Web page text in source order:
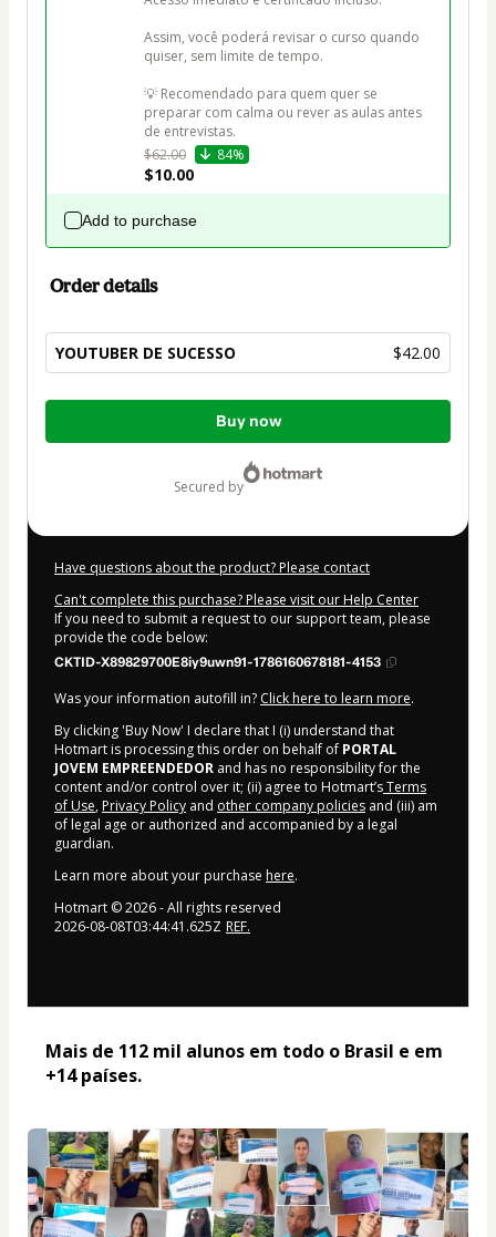
Assim, você poderá revisar o curso quando
quiser, sem limite de tempo.
💡 Recomendado para quem quer se
preparar com calma ou rever as aulas antes
de entrevistas.
$62.00
84%
$10.00
Add to purchase
Order details
YOUTUBER DE SUCESSO $42.00
Total
$42.00
Buy now
secured by
Have questions about the product? Please contact
Can't complete this purchase? Please visit our Help Center
If you need to submit a request to our support team, please
provide the code below:
CKTID-X89829700E8iy9uwn91-1786160678181-4153
Was your information autofill in? Click here to learn more.
By clicking 'Buy Now' I declare that I (i) understand that
Hotmart is processing this order on behalf of PORTAL
JOVEM EMPREENDEDOR and has no responsibility for the
content and/or control over it; (ii) agree to Hotmart’sTerms
of Use, Privacy Policy and other company policies and (iii) am
of legal age or authorized and accompanied by a legal
guardian.
Learn more about your purchase here.
Hotmart ©2026- All rights reserved
2026-08-08T03:44:41.625Z REF.
Mais de 112 mil alunos em todo o Brasil e em
+14 países.